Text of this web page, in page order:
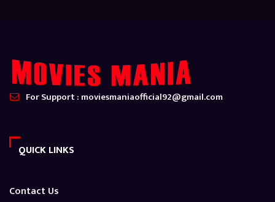
For Support : moviesmaniaofficial92@gmail.com
QUICK LINKS
Contact Us